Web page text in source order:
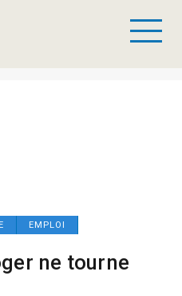
EMPLOI
ne tourne